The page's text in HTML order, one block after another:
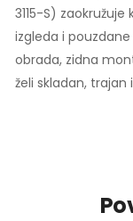
3115-S)
izgleda i
obrada, zidna
želi skladan,